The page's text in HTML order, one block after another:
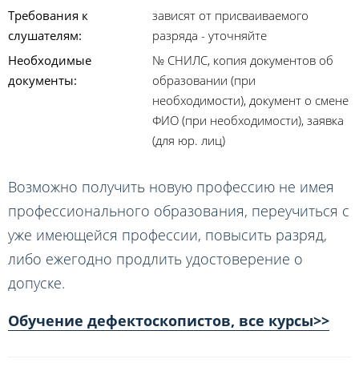
Требования к
слушателям:
зависят от присваиваемого
разряда - уточняйте
Необходимые
документы:
№ СНИЛС, копия документов об
образовании (при
необходимости), документ о смене
ФИО (при необходимости), заявка
(для юр. лиц)
Возможно получить новую профессию не имея
профессионального образования, переучиться с
уже имеющейся профессии, повысить разряд,
либо ежегодно продлить удостоверение о
допуске.
Обучение дефектоскопистов, все курсы>>